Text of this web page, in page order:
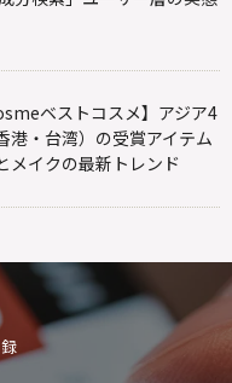
ベストコスメ】アジア4
港・台湾）の受賞アイテム
メイクの最新トレンド